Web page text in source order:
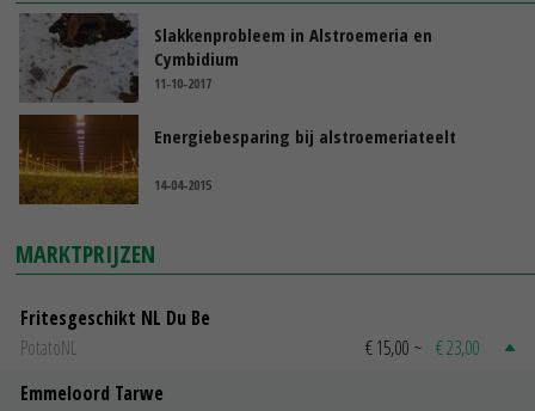
Slakkenprobleem in Alstroemeria en
Cymbidium
11-10-2017
Energiebesparing bij alstroemeriateelt
14-04-2015
MARKTPRIJZEN
Fritesgeschikt NL Du Be
PotatoNL
€ 15,00 ~ € 23,00
Emmeloord Tarwe